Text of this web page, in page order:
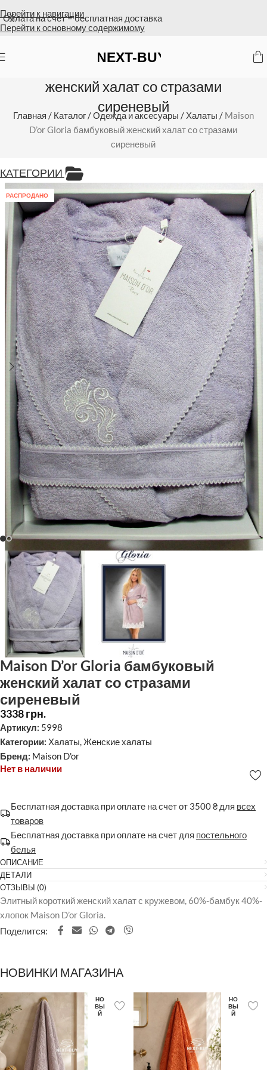
Перейти к навигации
Перейти к основному содержимому
Оплата на счет = бесплатная доставка
Maison D’or Gloria бамбуковый
женский халат со стразами
сиреневый
Главная / Каталог/Одежда и аксесуары / Халаты / Maison
D’or Gloria бамбуковый женский халат со стразами
сиреневый
КАТЕГОРИИ
РАСПРОДАНО
Maison D’or Gloria бамбуковый
женский халат со стразами
сиреневый
3338грн.
Артикул: 5998
Категории: Халаты,Женские халаты
Бренд: Maison D'or
Нет в наличии
Бесплатная доставка при оплате на счет от 3500 ₴ для всех
товаров
Бесплатная доставка при оплате на счет для постельного
белья
ОПИСАНИЕ
ДЕТАЛИ
ОТЗЫВЫ (0)
Элитный короткий женский халат с кружевом, 60%-бамбук 40%-
хлопок Maison D’or Gloria.
Поделится:
НОВИНКИ МАГАЗИНА
НО
ВЫ
Й
НО
ВЫ
Й